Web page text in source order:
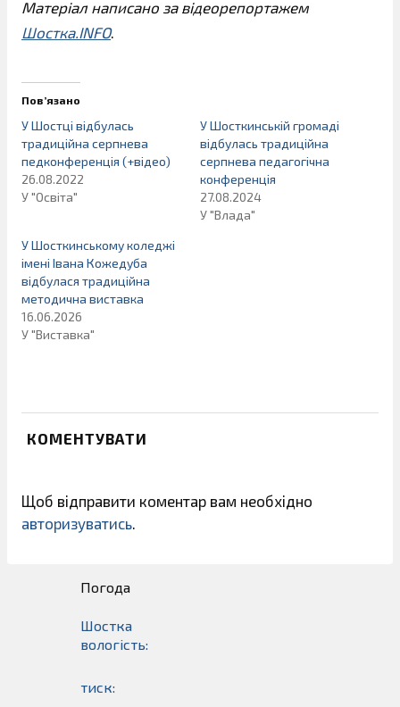
Матеріал написано за відеорепортажем
Шостка.INFO.
Пов’язано
У Шостці відбулась
традиційна серпнева
педконференція (+відео)
26.08.2022
У "Освіта"
У Шосткинській громаді
відбулась традиційна
серпнева педагогічна
конференція
27.08.2024
У "Влада"
У Шосткинському коледжі
імені Івана Кожедуба
відбулася традиційна
методична виставка
16.06.2026
У "Виставка"
КОМЕНТУВАТИ
Щоб відправити коментар вам необхідно
авторизуватись.
Погода
Шостка
вологість:
тиск: